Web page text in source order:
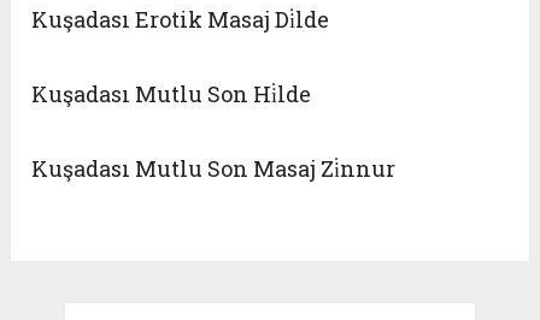
Kuşadası Erotik Masaj Di̇lde
Kuşadası Mutlu Son Hi̇lde
Kuşadası Mutlu Son Masaj Zi̇nnur